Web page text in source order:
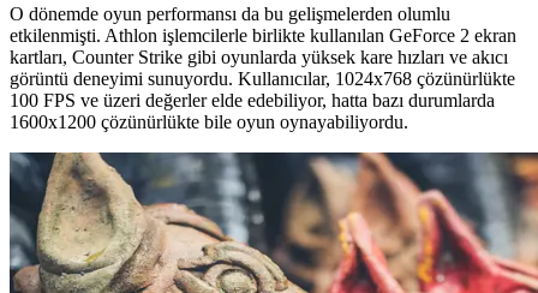
O dönemde oyun performansı da bu gelişmelerden olumlu
etkilenmişti. Athlon işlemcilerle birlikte kullanılan GeForce 2 ekran
kartları, Counter Strike gibi oyunlarda yüksek kare hızları ve akıcı
görüntü deneyimi sunuyordu. Kullanıcılar, 1024x768 çözünürlükte
100 FPS ve üzeri değerler elde edebiliyor, hatta bazı durumlarda
1600x1200 çözünürlükte bile oyun oynayabiliyordu.